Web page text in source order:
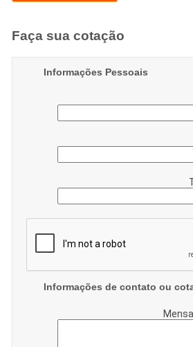
Faça sua cotação
Informações Pessoais
Informações de contato ou